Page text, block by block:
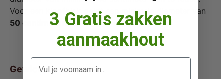
Voor een kloofblok geldt een minimale diameter van
50 centimeter.
Gewicht
3 Gratis zakken
aanmaakhout